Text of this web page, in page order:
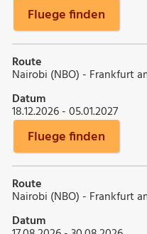
Fluege finden
Route
Nairobi (NBO) - Frankfurt
Datum
18.12.2026 - 05.01.2027
Fluege finden
Route
Nairobi (NBO) - Frankfurt
Datum